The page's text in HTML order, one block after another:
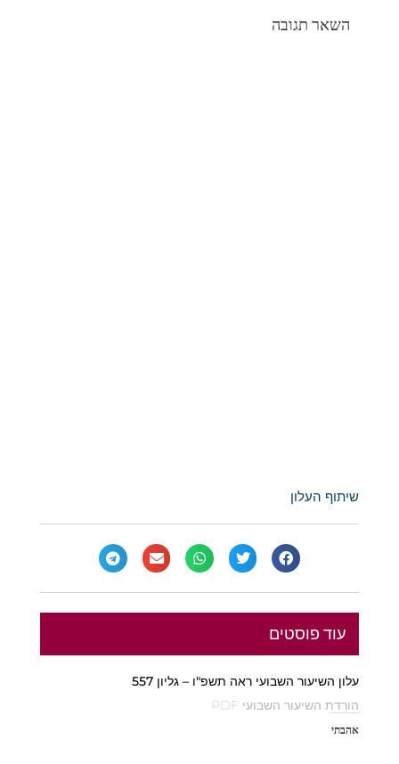
השאר תגובה
שיתוף העלון
עוד פוסטים
עלון השיעור השבועי ראה תשפ"ו – גליון 557
הורדת השיעור השבועי PDF
אהבתי